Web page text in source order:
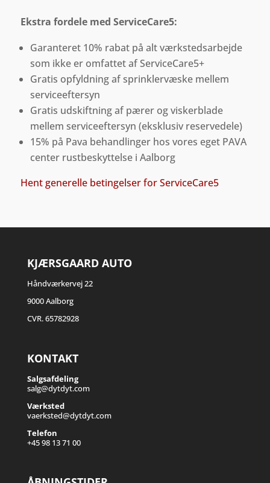
Ekstra fordele med ServiceCare5:
Garanteret 10% rabat på alt værkstedsarbejde
som ikke er omfattet af ServiceCare5+
Gratis opfyldning af sprinklervæske mellem
serviceeftersyn
Gratis udskiftning af pærer og viskerblade
mellem serviceeftersyn (eksklusiv reservedele)
15% på Pava behandlinger hos vores eget PAVA
center rustbeskyttelse i Aalborg
Hent generelle betingelser for ServiceCare5
KJÆRSGAARD AUTO
Håndværkervej 22
9000 Aalborg
CVR. 65782928
KONTAKT
Salgsafdeling
salg@dytdyt.com
Værksted
vaerksted@dytdyt.com
Telefon
+45 98 13 71 00